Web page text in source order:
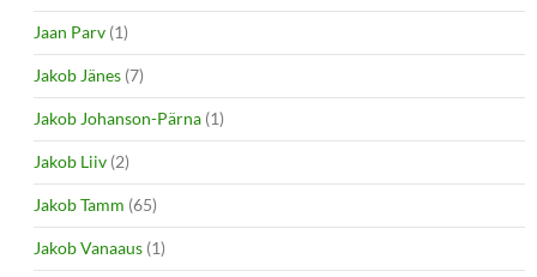
Jaan Parv (1)
Jakob Jänes (7)
Jakob Johanson-Pärna (1)
Jakob Liiv (2)
Jakob Tamm (65)
Jakob Vanaaus (1)